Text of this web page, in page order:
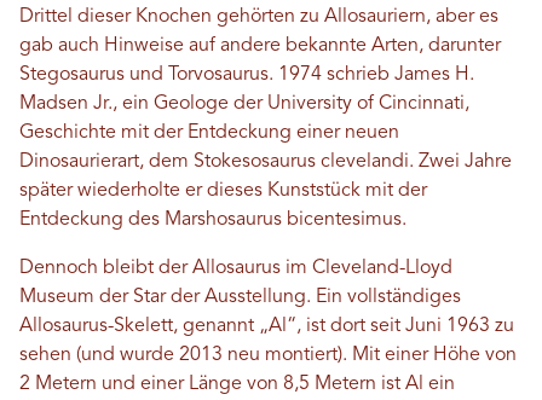
Drittel dieser Knochen gehörten zu Allosauriern, aber es
gab auch Hinweise auf andere bekannte Arten, darunter
Stegosaurus und Torvosaurus. 1974 schrieb James H.
Madsen Jr., ein Geologe der University of Cincinnati,
Geschichte mit der Entdeckung einer neuen
Dinosaurierart, dem Stokesosaurus clevelandi. Zwei Jahre
später wiederholte er dieses Kunststück mit der
Entdeckung des Marshosaurus bicentesimus.
Dennoch bleibt der Allosaurus im Cleveland-Lloyd
Museum der Star der Ausstellung. Ein vollständiges
Allosaurus-Skelett, genannt „Al“, ist dort seit Juni 1963 zu
sehen (und wurde 2013 neu montiert). Mit einer Höhe von
2 Metern und einer Länge von 8,5 Metern ist Al ein